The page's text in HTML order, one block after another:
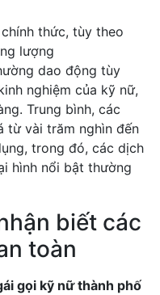
thức, tùy theo
lượng
dao động tùy
nghiệm của kỹ nữ,
Trung bình, các
từ vài trăm nghìn đến
trong đó, các dịch
hình nổi bật thường
biết các
toàn
gọi kỹ nữ thành phố